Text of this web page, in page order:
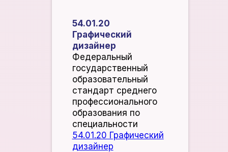
54.01.20
Графический
дизайнер
​Федеральный
государственный
образовательный
стандарт среднего
профессионального
образования по
специальности
54.01.20 Графический
дизайнер